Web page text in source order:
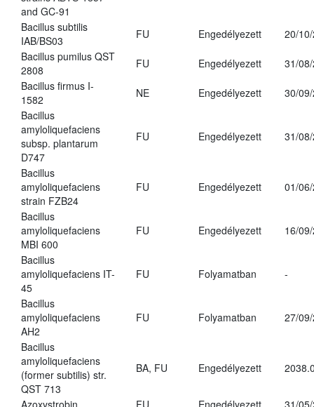
and GC-91
Bacillus subtilis
IAB/BS03
FU Engedélyezett
20/
Bacillus pumilus QST
2808
FU Engedélyezett
31/
Bacillus firmus I-
1582
NE Engedélyezett
30/
Bacillus
amyloliquefaciens
subsp. plantarum
D747
FU Engedélyezett 31/
Bacillus
amyloliquefaciens
strain FZB24
FU Engedélyezett 01/
Bacillus
amyloliquefaciens
MBI 600
FU Engedélyezett 16/
Bacillus
amyloliquefaciens IT-
45
FU Folyamatban -
Bacillus
amyloliquefaciens
AH2
FU Folyamatban 27/
Bacillus
amyloliquefaciens
(former subtilis) str.
QST 713
BA, FU Engedélyezett